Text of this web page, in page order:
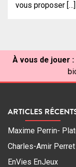
vous proposer […]
À vous de jouer :
ARTICLES
Maxime Perrin-
Charles-Amir
EnVies EnJeux